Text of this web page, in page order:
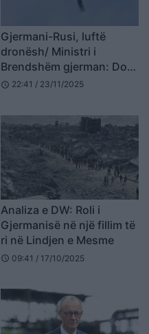
Gjermani-Rusi, luftë
dronësh/ Ministri i
Brendshëm gjerman: Do
shkatërrojmë dronët rusë
schedule 22:41 / 23/11/2025
Analiza e DW: Roli i
Gjermanisë në një fillim të
ri në Lindjen e Mesme
schedule 09:41 / 17/10/2025